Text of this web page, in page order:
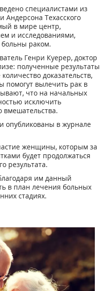
специалистами из
Андерсона Техасского
в мире центр,
и исследованиями,
раком.
Генри Куерер, доктор
полученные результаты
доказательств,
помогут вылечить рак в
что на начальных
исключить
вмешательства.
опубликованы в журнале
женщины, которым за
будет продолжаться
результата.
им данный
в план лечения больных
стадиях.